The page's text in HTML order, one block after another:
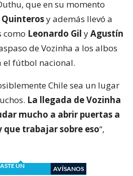
que en su momento
y además llevó a
como Leonardo Gil yAgustín
de Vozinha a los albos
el fútbol nacional.
Chile sea un lugar
La llegada de Vozinha
mucho a abrir puertas a
trabajar sobre eso“,
UN
AVÍSANOS